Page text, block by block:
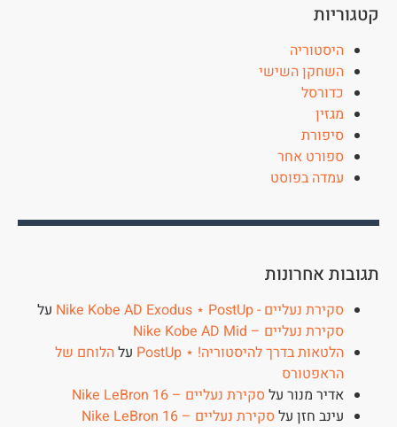
קטגוריות
היסטוריה
השחקן השישי
כדורסל
מגזין
סיפורת
ספורט אחר
עמדה בפוסט
תגובות אחרונות
סקירת נעליים - Nike Kobe AD Exodus ⋆ PostUp
על
סקירת נעליים – Nike Kobe AD Mid
הלטאות בדרך להיסטוריה! ⋆ PostUp
עלהלוחם של
הראפטורס
אדיר מנור על סקירת נעליים – Nike LeBron 16
עינב חזן על סקירת נעליים – Nike LeBron 16